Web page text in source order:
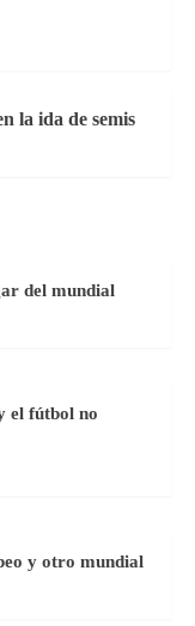
la ida de semis
del mundial
el fútbol no
y otro mundial